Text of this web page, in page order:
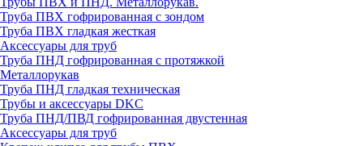
Труба ПВХ гофрированная с зондом
Труба ПВХ гладкая жесткая
Аксессуары для труб
Труба ПНД гофрированная с протяжкой
Металлорукав
Труба ПНД гладкая техническая
Трубы и аксессуары DKC
Труба ПНД/ПВД гофрированная двустенная
Аксессуары для труб